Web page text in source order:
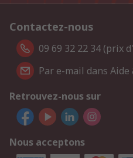
Contactez-nous
09 69 32 22 34 (prix
Par e-mail dans Aide
Retrouvez-nous sur
Nous acceptons